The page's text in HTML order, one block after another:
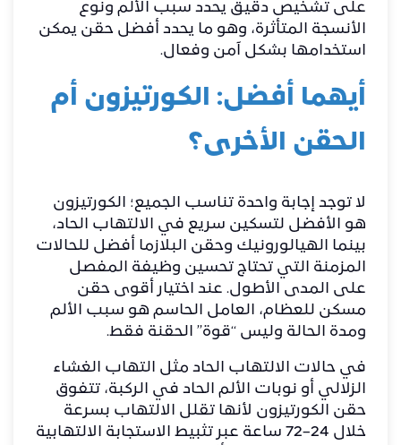
على تشخيص دقيق يحدد سبب الألم ونوع
الأنسجة المتأثرة، وهو ما يحدد أفضل حقن يمكن
استخدامها بشكل آمن وفعال.
أيهما أفضل: الكورتيزون أم
الحقن الأخرى؟
لا توجد إجابة واحدة تناسب الجميع؛ الكورتيزون
هو الأفضل لتسكين سريع في الالتهاب الحاد،
بينما الهيالورونيك وحقن البلازما أفضل للحالات
المزمنة التي تحتاج تحسين وظيفة المفصل
على المدى الأطول. عند اختيار أقوى حقن
مسكن للعظام، العامل الحاسم هو سبب الألم
ومدة الحالة وليس “قوة” الحقنة فقط.
في حالات الالتهاب الحاد مثل التهاب الغشاء
الزلالي أو نوبات الألم الحاد في الركبة، تتفوق
حقن الكورتيزون لأنها تقلل الالتهاب بسرعة
خلال 24–72 ساعة عبر تثبيط الاستجابة الالتهابية